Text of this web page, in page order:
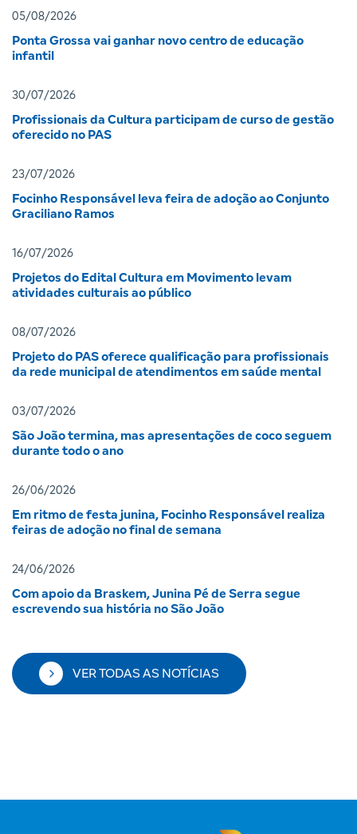
05/08/2026
Ponta Grossa vai ganhar novo centro de educação
infantil
30/07/2026
Profissionais da Cultura participam de curso de gestão
oferecido no PAS
23/07/2026
Focinho Responsável leva feira de adoção ao Conjunto
Graciliano Ramos
16/07/2026
Projetos do Edital Cultura em Movimento levam
atividades culturais ao público
08/07/2026
Projeto do PAS oferece qualificação para profissionais
da rede municipal de atendimentos em saúde mental
03/07/2026
São João termina, mas apresentações de coco seguem
durante todo o ano
26/06/2026
Em ritmo de festa junina, Focinho Responsável realiza
feiras de adoção no final de semana
24/06/2026
Com apoio da Braskem, Junina Pé de Serra segue
escrevendo sua história no São João
VER TODAS AS NOTÍCIAS